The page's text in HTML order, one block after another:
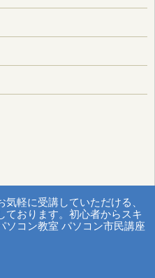
軽に受講していただける、
ております。初心者からスキ
ソコン教室 パソコン市民講座